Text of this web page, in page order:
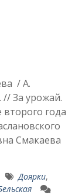
/ А.
// За урожай.
года
Смакаева
Доярки,